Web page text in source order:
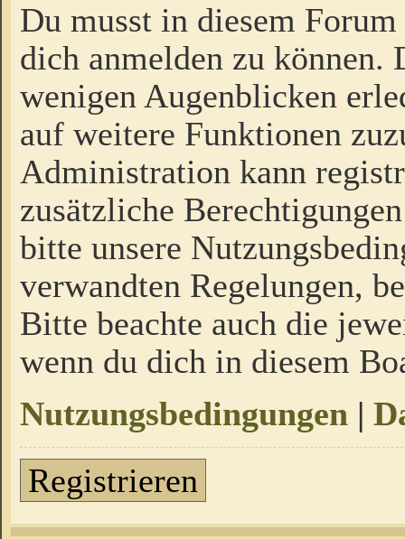
Du musst in diesem
dich anmelden zu
wenigen Augenblicken
auf weitere Funktionen
Administration kann
zusätzliche
bitte unsere
verwandten Regelungen,
Bitte beachte auch die
wenn du dich in diesem
Nutzungsbedingungen |
Registrieren